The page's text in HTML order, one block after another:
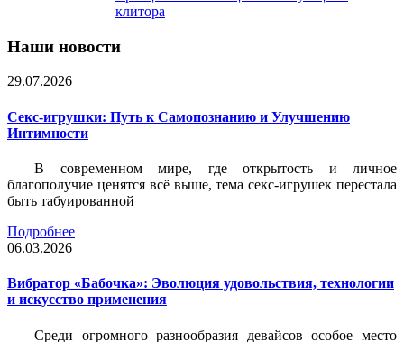
клитора
Наши новости
29.07.2026
Секс-игрушки: Путь к Самопознанию и Улучшению
Интимности
В современном мире, где открытость и личное
благополучие ценятся всё выше, тема секс-игрушек перестала
быть табуированной
Подробнее
06.03.2026
Вибратор «Бабочка»: Эволюция удовольствия, технологии
и искусство применения
Среди огромного разнообразия девайсов особое место